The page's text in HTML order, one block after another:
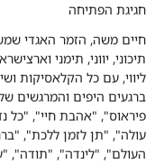
חגיגת הפתיחה
חיים משה, הזמר האגדי
ליווי, עם כל הקלאסיקות
ברגעים היפים והמרגשים
פיראוס", "אהבת חיי", "כל
עולה", "תן לזמן ללכת",
העולם", "לינדה", "תודה",